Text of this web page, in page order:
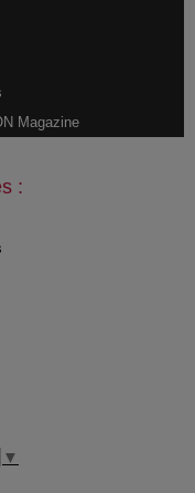
Magazine
:
▼